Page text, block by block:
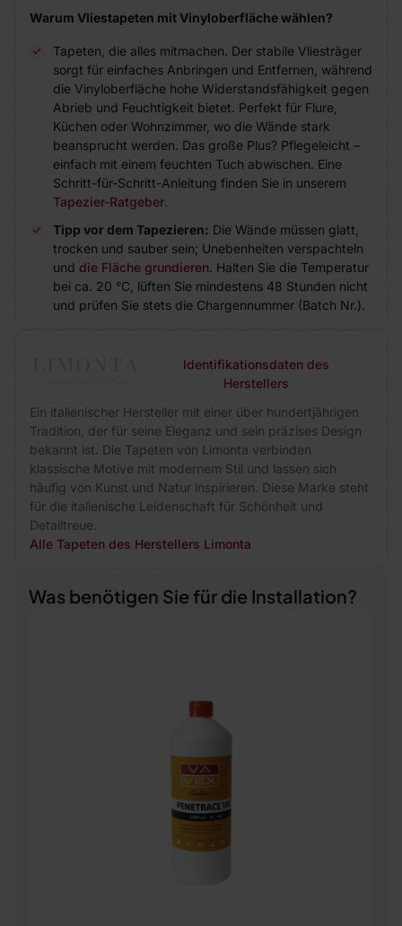
Warum Vliestapeten mit Vinyloberfläche wählen?
Tapeten, die alles mitmachen. Der stabile Vliesträger
sorgt für einfaches Anbringen und Entfernen, während
die Vinyloberfläche hohe Widerstandsfähigkeit gegen
Abrieb und Feuchtigkeit bietet. Perfekt für Flure,
Küchen oder Wohnzimmer, wo die Wände stark
beansprucht werden. Das große Plus? Pflegeleicht –
einfach mit einem feuchten Tuch abwischen. Eine
Schritt-für-Schritt-Anleitung finden Sie in unserem
Tapezier-Ratgeber.
Tipp vor dem Tapezieren: Die Wände müssen glatt,
trocken und sauber sein; Unebenheiten verspachteln
und die Fläche grundieren. Halten Sie die Temperatur
bei ca. 20 °C, lüften Sie mindestens 48 Stunden nicht
und prüfen Sie stets die Chargennummer (Batch Nr.).
Identifikationsdaten des
Herstellers
Ein italienischer Hersteller mit einer über hundertjährigen
Tradition, der für seine Eleganz und sein präzises Design
bekannt ist. Die Tapeten von Limonta verbinden
klassische Motive mit modernem Stil und lassen sich
häufig von Kunst und Natur inspirieren. Diese Marke steht
für die italienische Leidenschaft für Schönheit und
Detailtreue.
Alle Tapeten des Herstellers Limonta
Was benötigen Sie für die Installation?